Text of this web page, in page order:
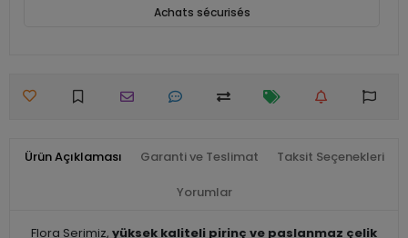
Achats sécurisés
Ürün Açıklaması Garanti ve Teslimat Taksit Seçenekleri
Yorumlar
Flora Serimiz, yüksek kaliteli pirinç ve paslanmaz çelik